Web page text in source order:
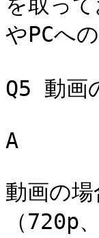
やPCへ
Q5 動画
A
動画の
（720p